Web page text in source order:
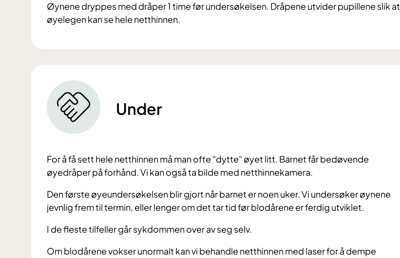
Øynene dryppes med dråper 1 time før undersøkelsen. Dråpene utvider pupillene slik at
øyelegen kan se hele netthinnen.
Under
For å få sett hele netthinnen må man ofte "dytte" øyet litt. Barnet får bedøvende
øyedråper på forhånd. Vi kan også ta bilde med netthinnekamera.
Den første øyeundersøkelsen blir gjort når barnet er noen uker. Vi undersøker øynene
jevnlig frem til termin, eller lenger om det tar tid før blodårene er ferdig utviklet.
I de fleste tilfeller går sykdommen over av seg selv.
Om blodårene vokser unormalt kan vi behandle netthinnen med laser for å dempe